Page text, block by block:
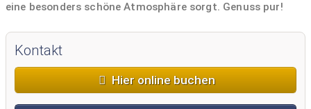
eine besonders schöne Atmosphäre sorgt. Genuss pur!
Kontakt
Hier online buchen